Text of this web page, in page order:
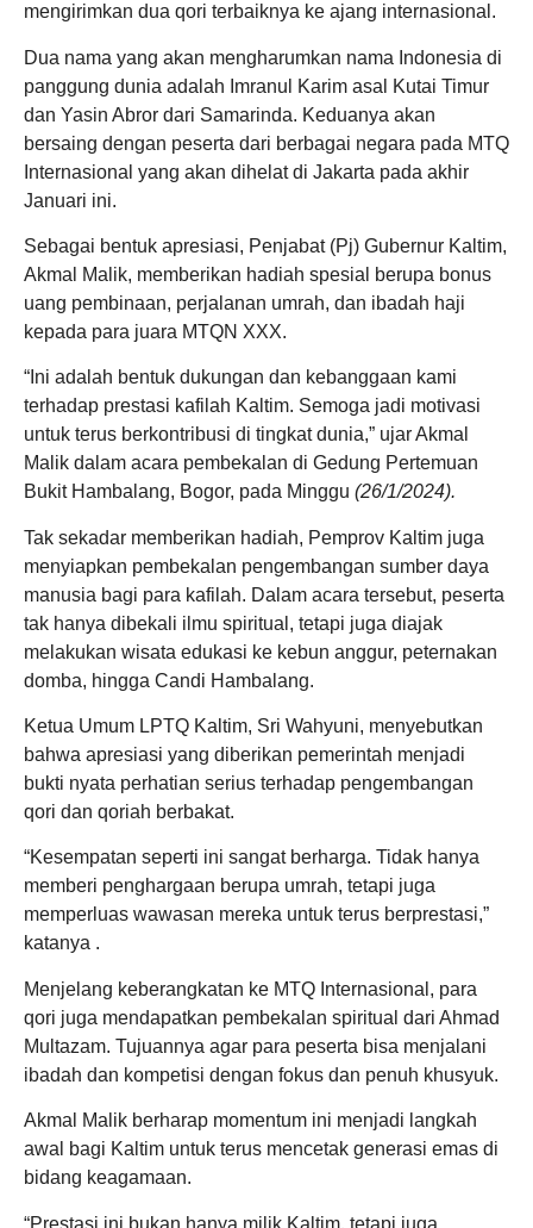
mengirimkan dua qori terbaiknya ke ajang internasional.
Dua nama yang akan mengharumkan nama Indonesia di
panggung dunia adalah Imranul Karim asal Kutai Timur
dan Yasin Abror dari Samarinda. Keduanya akan
bersaing dengan peserta dari berbagai negara pada MTQ
Internasional yang akan dihelat di Jakarta pada akhir
Januari ini.
Sebagai bentuk apresiasi, Penjabat (Pj) Gubernur Kaltim,
Akmal Malik, memberikan hadiah spesial berupa bonus
uang pembinaan, perjalanan umrah, dan ibadah haji
kepada para juara MTQN XXX.
“Ini adalah bentuk dukungan dan kebanggaan kami
terhadap prestasi kafilah Kaltim. Semoga jadi motivasi
untuk terus berkontribusi di tingkat dunia,” ujar Akmal
Malik dalam acara pembekalan di Gedung Pertemuan
Bukit Hambalang, Bogor, pada Minggu (26/1/2024).
Tak sekadar memberikan hadiah, Pemprov Kaltim juga
menyiapkan pembekalan pengembangan sumber daya
manusia bagi para kafilah. Dalam acara tersebut, peserta
tak hanya dibekali ilmu spiritual, tetapi juga diajak
melakukan wisata edukasi ke kebun anggur, peternakan
domba, hingga Candi Hambalang.
Ketua Umum LPTQ Kaltim, Sri Wahyuni, menyebutkan
bahwa apresiasi yang diberikan pemerintah menjadi
bukti nyata perhatian serius terhadap pengembangan
qori dan qoriah berbakat.
“Kesempatan seperti ini sangat berharga. Tidak hanya
memberi penghargaan berupa umrah, tetapi juga
memperluas wawasan mereka untuk terus berprestasi,”
katanya .
Menjelang keberangkatan ke MTQ Internasional, para
qori juga mendapatkan pembekalan spiritual dari Ahmad
Multazam. Tujuannya agar para peserta bisa menjalani
ibadah dan kompetisi dengan fokus dan penuh khusyuk.
Akmal Malik berharap momentum ini menjadi langkah
awal bagi Kaltim untuk terus mencetak generasi emas di
bidang keagamaan.
“Prestasi ini bukan hanya milik Kaltim, tetapi juga